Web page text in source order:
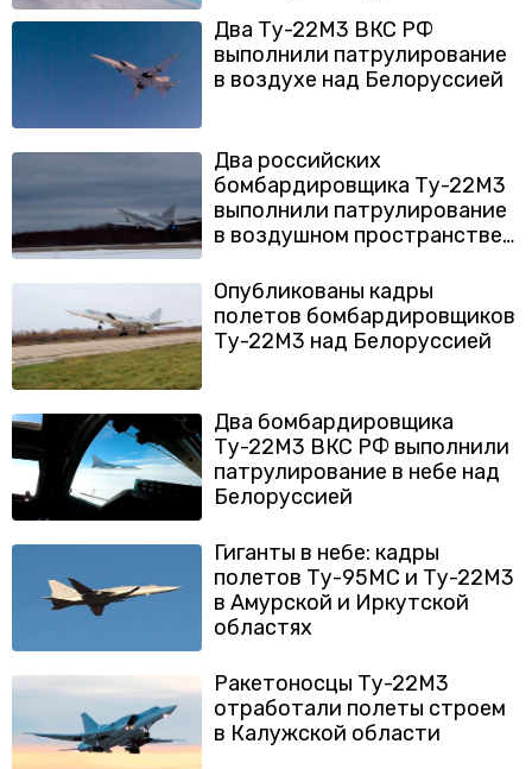
Два Ту-22М3 ВКС РФ
выполнили патрулирование
в воздухе над Белоруссией
Два российских
бомбардировщика Ту-22М3
выполнили патрулирование
в воздушном пространстве
Опубликованы кадры
полетов бомбардировщиков
Ту-22М3 над Белоруссией
Два бомбардировщика
Ту-22М3 ВКС РФ выполнили
патрулирование в небе над
Белоруссией
Гиганты в небе: кадры
полетов Ту-95МС и Ту-22М3
в Амурской и Иркутской
областях
Ракетоносцы Ту-22М3
отработали полеты строем
в Калужской области